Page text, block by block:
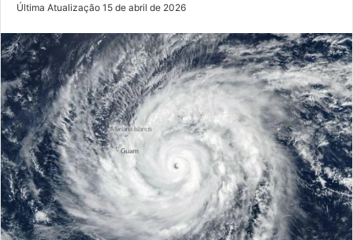
Última Atualização 15 de abril de 2026